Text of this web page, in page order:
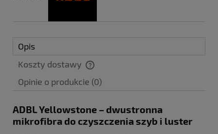
Opis
Koszty dostawy
Cena nie zawiera ewentualnych kosztów płatności
Opinie o produkcie (0)
ADBL Yellowstone – dwustronna
mikrofibra do czyszczenia szyb i luster